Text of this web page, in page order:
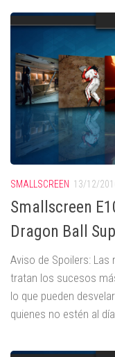
SMALLSCREEN 13/12/
Smallscreen
Dragon Ball
Aviso de Spoilers:
tratan los sucesos
lo que pueden
quienes no estén al